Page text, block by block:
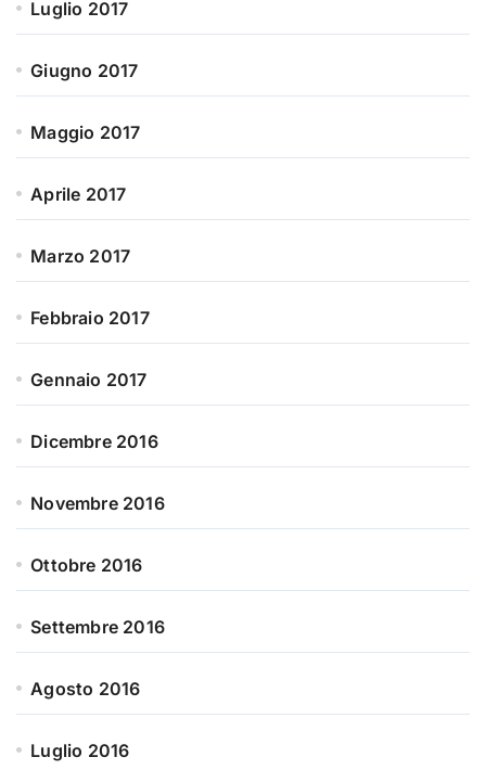
Luglio 2017
Giugno 2017
Maggio 2017
Aprile 2017
Marzo 2017
Febbraio 2017
Gennaio 2017
Dicembre 2016
Novembre 2016
Ottobre 2016
Settembre 2016
Agosto 2016
Luglio 2016